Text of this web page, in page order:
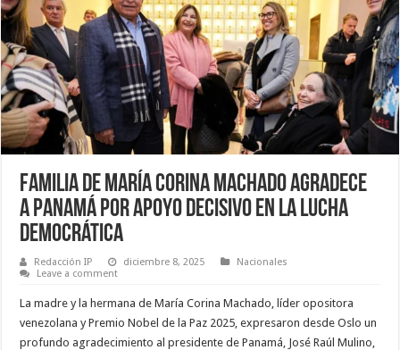
Familia de María Corina Machado agradece
a Panamá por apoyo decisivo en la lucha
democrática
Redacción IP diciembre 8, 2025
Nacionales
Leave a comment
La madre y la hermana de María Corina Machado, líder opositora
venezolana y Premio Nobel de la Paz 2025, expresaron desde Oslo un
profundo agradecimiento al presidente de Panamá, José Raúl Mulino,